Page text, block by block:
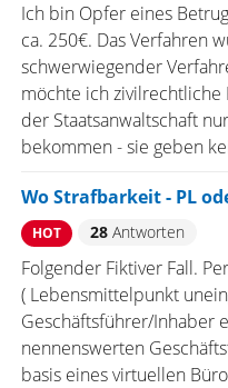
Ich bin Opfer eines
ca. 250€. Das Verfahren
schwerwiegender
möchte ich zivilrechtliche
der Staatsanwaltschaft
bekommen - sie geben
Wo Strafbarkeit - PL
HOT 28Antworten
Folgender Fiktiver Fall.
( Lebensmittelpunkt
Geschäftsführer/Inhaber
nennenswerten
basis eines virtuellen